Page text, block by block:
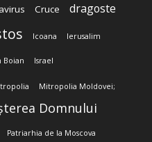
Cruce dragoste
Icoana Ierusalim
Boian Israel
Mitropolia Moldovei;
Domnului
Patriarhia de la Moscova